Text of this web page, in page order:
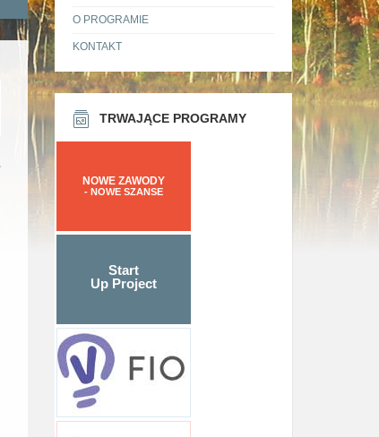
O PROGRAMIE
KONTAKT
TRWAJĄCE PROGRAMY
NOWE ZAWODY
- NOWE SZANSE
Start
Up Project